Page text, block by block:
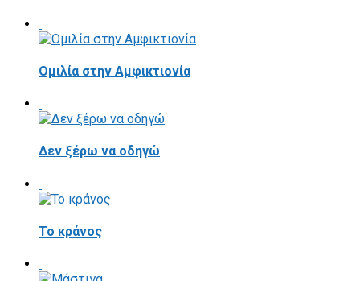
Ομιλία στην Αμφικτιονία
Δεν ξέρω να οδηγώ
Το κράνος